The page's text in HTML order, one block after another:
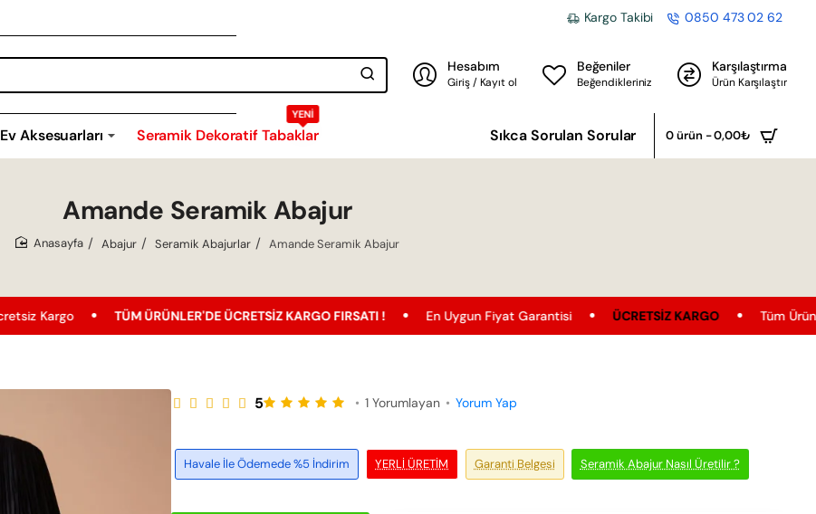
Kargo Takibi 0850 473 02 62
Hesabım
Giriş / Kayıt ol
Beğeniler
Beğendikleriniz
Karşılaştırma
Ürün Karşılaştır
Ev Aksesuarları Seramik Dekoratif Tabaklar
YENI
Sıkca Sorulan Sorular 0 ürün - 0,00₺
Amande Seramik Abajur
Abajur Seramik Abajurlar Amande Seramik Abajur
TÜM ÜRÜNLER'DE ÜCRETSIZ KARGO FIRSATI ! En Uygun Fiyat Garantisi ÜCRETSIZ KARGO Tüm Ürünler'de
YERLI ÜRETIM
Havale İle Ödemede %5 İndirim Seramik Abajur Nasıl Üretilir ?
Garanti Belgesi
5 • 1 Yorumlayan • Yorum Yap